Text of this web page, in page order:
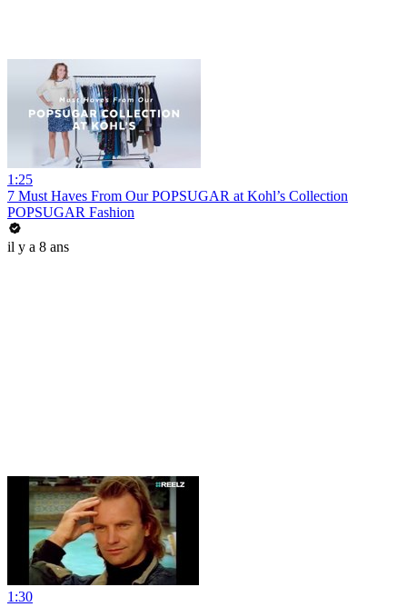
1:25
7 Must Haves From Our POPSUGAR at Kohl’s Collection
POPSUGAR Fashion
il y a 8 ans
1:30